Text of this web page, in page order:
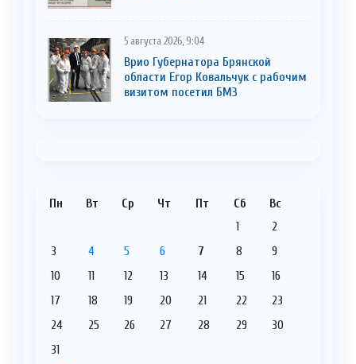
5 августа 2026, 9:04
Врио Губернатора Брянской
области Егор Ковальчук с рабочим
визитом посетил БМЗ
Пн Вт Ср Чт Пт Сб Вс
1
2
3
4 5 6 7 8
9
10
11 12 13 14 15
16
17
18 19 20 21 22
23
24
25 26 27 28 29
30
31